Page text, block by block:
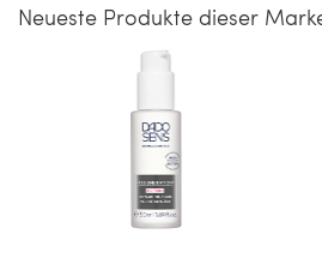
Neueste Produkte dieser